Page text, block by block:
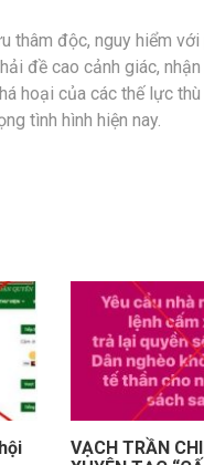
thâm độc, nguy hiểm
đề cao cảnh giác,
hoại của các thế lực
tình hình hiện nay.
VẠCH TRẦN